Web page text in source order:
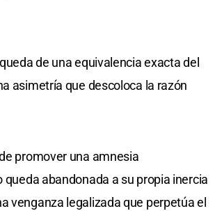
de una equivalencia exacta del
asimetría que descoloca la razón
promover una amnesia
abandonada a su propia inercia
venganza legalizada que perpetúa el